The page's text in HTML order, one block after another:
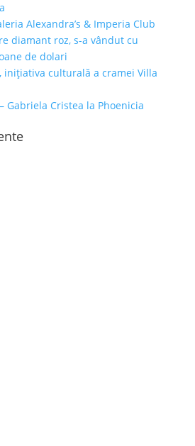
Alexandra’s & Imperia Club
diamant roz, s-a vândut cu
de dolari
inițiativa culturală a cramei Villa
Gabriela Cristea la Phoenicia